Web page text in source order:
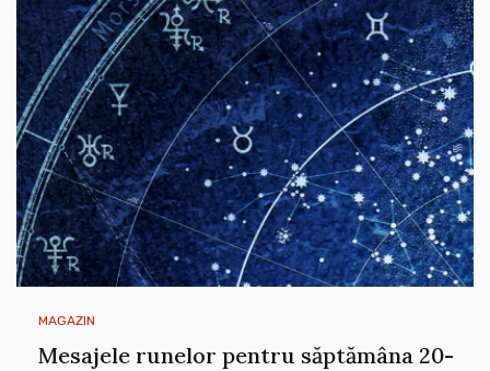
MAGAZIN
Mesajele runelor pentru săptămâna 20-